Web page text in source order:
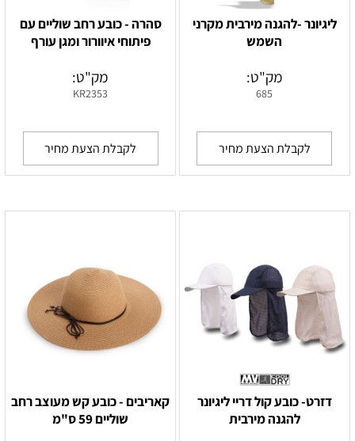
ליגיונר -להגנה מירבית מקרני
השמש
מק"ט:
685
לקבלת הצעת מחיר
סהרה - כובע רחב שוליים עם
פיתוחי איוורור ומגן עורף
מק"ט:
KR2353
לקבלת הצעת מחיר
דזרט- כובע קול דריי ליגיונר
להגנה מירבית
קאריבים - כובע קש מעוצב רחב
שוליים 59 ס"מ